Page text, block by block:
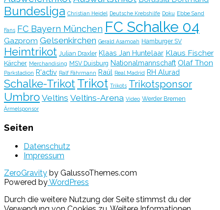
Bundesliga Christian Heidel Deutsche Krebshilfe Doku Ebbe Sand
Fans FC Bayern München FC Schalke 04
Gazprom Gelsenkirchen Gerald Asamoah Hamburger SV
Heimtrikot Julian Draxler Klaas Jan Huntelaar Klaus Fischer
Kärcher Merchandising MSV Duisburg Nationalmannschaft Olaf Thon
Parkstadion R'activ Ralf Fährmann Raúl Real Madrid RH Alurad
Schalke-TrikotTrikot Trikots Trikotsponsor
Umbro Veltins Veltins-Arena Video Werder Bremen
Ärmelsponsor
Seiten
Datenschutz
Impressum
ZeroGravity by GalussoThemes.com
Powered byWordPress
Durch die weitere Nutzung der Seite stimmst du der